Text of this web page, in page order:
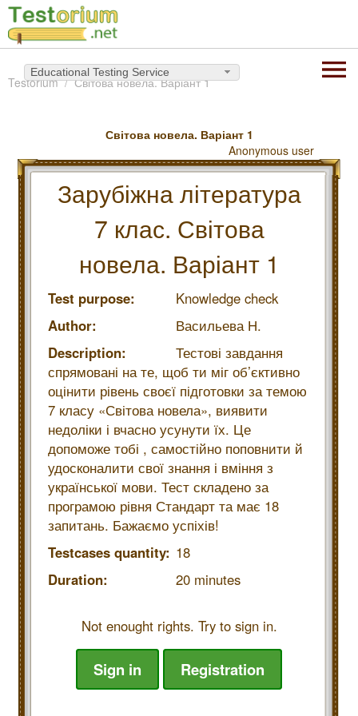
Educational Testing Service
Testorium Світова новела. Варіант 1
Світова новела. Варіант 1
Anonymous user
Зарубіжна література
7 клас. Світова
новела. Варіант 1
Test purpose:
Knowledge check
Author:
Васильева Н.
Description:
Тестові завдання
спрямовані на те, щоб ти міг об’єктивно
оцінити рівень своєї підготовки за темою
7 класу «Світова новела», виявити
недоліки і вчасно усунути їх. Це
допоможе тобі , самостійно поповнити й
удосконалити свої знання і вміння з
української мови. Тест складено за
програмою рівня Стандарт та має 18
запитань. Бажаємо успіхів!
Testcases quantity: 18
Duration:
20 minutes
Not enought rights. Try to sign in.
Sign in Registration